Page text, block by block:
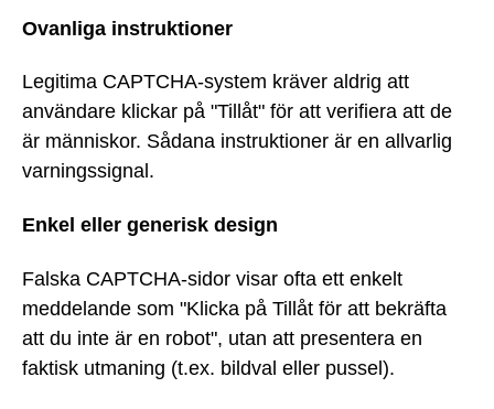
Ovanliga instruktioner
Legitima CAPTCHA-system kräver aldrig att
användare klickar på "Tillåt" för att verifiera att de
är människor. Sådana instruktioner är en allvarlig
varningssignal.
Enkel eller generisk design
Falska CAPTCHA-sidor visar ofta ett enkelt
meddelande som "Klicka på Tillåt för att bekräfta
att du inte är en robot", utan att presentera en
faktisk utmaning (t.ex. bildval eller pussel).